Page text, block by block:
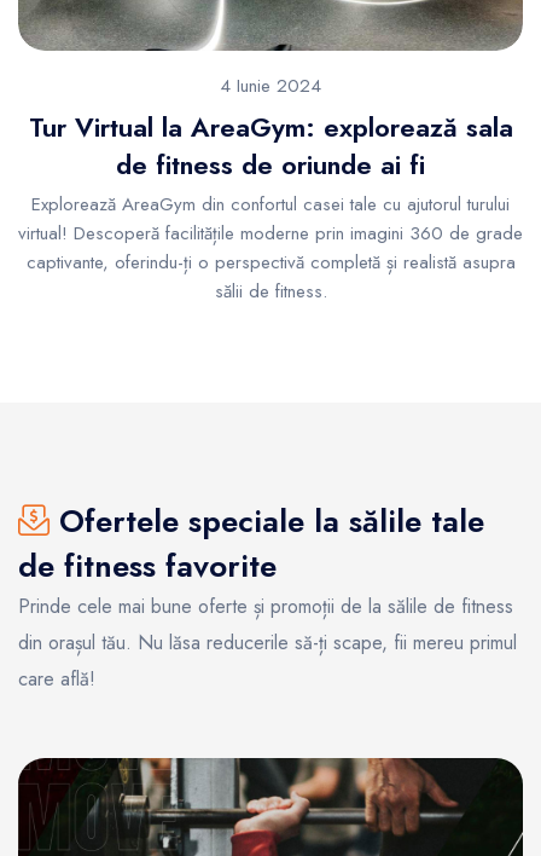
4 Iunie 2024
Tur Virtual la AreaGym: explorează sala
de fitness de oriunde ai fi
Explorează AreaGym din confortul casei tale cu ajutorul turului
virtual! Descoperă facilitățile moderne prin imagini 360 de grade
captivante, oferindu-ți o perspectivă completă și realistă asupra
sălii de fitness.
Ofertele speciale la sălile tale
de fitness favorite
Prinde cele mai bune oferte și promoții de la sălile de fitness
din orașul tău. Nu lăsa reducerile să-ți scape, fii mereu primul
care află!